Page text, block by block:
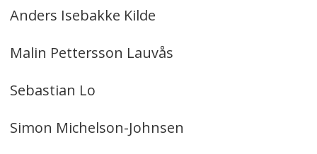
Anders Isebakke Kilde
Malin Pettersson Lauvås
Sebastian Lo
Simon Michelson-Johnsen